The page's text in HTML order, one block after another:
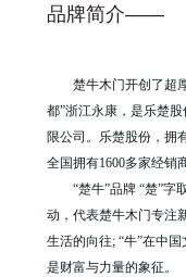
品牌简介——
楚牛木门开创了超厚
都”浙江永康，是乐楚
限公司。乐楚股份，拥
全国拥有1600多家经销
“楚牛”品牌 “楚”字取
动，代表楚牛木门专注
生活的向往; “牛”在中
是财富与力量的象征。